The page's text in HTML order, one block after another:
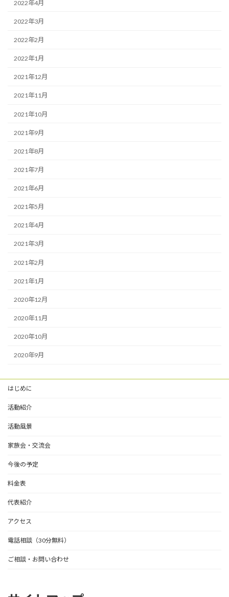
2022年4月
2022年3月
2022年2月
2022年1月
2021年12月
2021年11月
2021年10月
2021年9月
2021年8月
2021年7月
2021年6月
2021年5月
2021年4月
2021年3月
2021年2月
2021年1月
2020年12月
2020年11月
2020年10月
2020年9月
はじめに
活動紹介
活動風景
家族会・交流会
今後の予定
料金表
代表紹介
アクセス
電話相談（30分無料）
ご相談・お問い合わせ